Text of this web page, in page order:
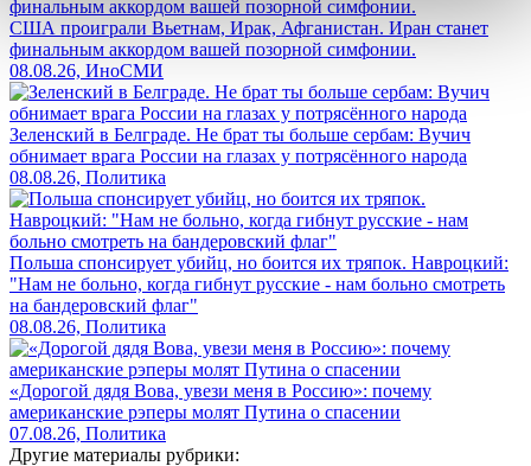
США проиграли Вьетнам, Ирак, Афганистан. Иран станет
финальным аккордом вашей позорной симфонии.
08.08.26, ИноСМИ
Зеленский в Белграде. Не брат ты больше сербам: Вучич
обнимает врага России на глазах у потрясённого народа
08.08.26, Политика
Польша спонсирует убийц, но боится их тряпок. Навроцкий:
"Нам не больно, когда гибнут русские - нам больно смотреть
на бандеровский флаг"
08.08.26, Политика
«Дорогой дядя Вова, увези меня в Россию»: почему
американские рэперы молят Путина о спасении
07.08.26, Политика
Другие материалы рубрики: